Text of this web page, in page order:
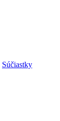
Súčiastky